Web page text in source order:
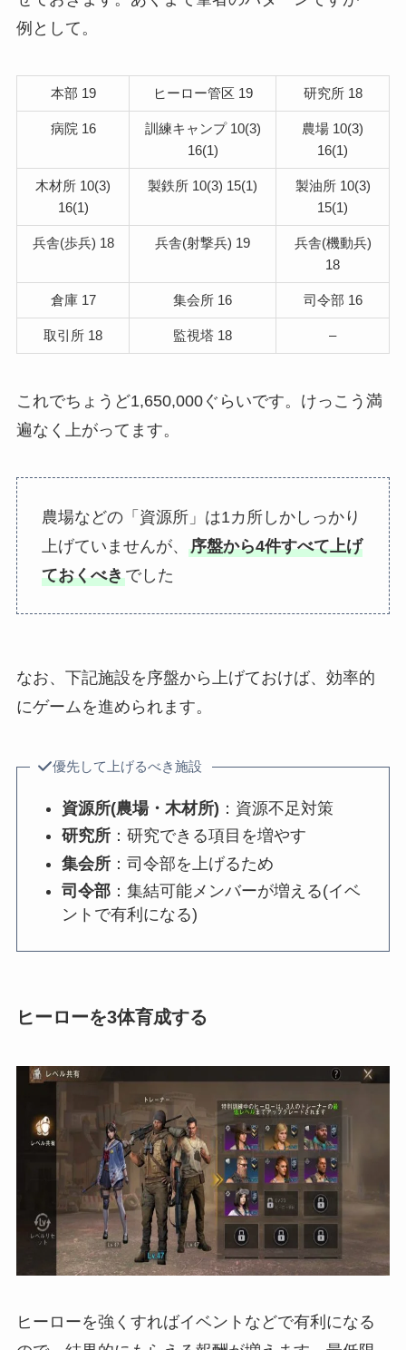
例として。
本部 19 ヒーロー管区 19 研究所 18
病院 16
訓練キャンプ 10(3)
16(1)
農場 10(3)
16(1)
木材所 10(3)
16(1)
製鉄所 10(3) 15(1)
製油所 10(3)
15(1)
兵舎(歩兵) 18 兵舎(射撃兵) 19
兵舎(機動兵)
18
倉庫 17 集会所 16 司令部 16
取引所 18 監視塔 18 –
これでちょうど1,650,000ぐらいです。けっこう満
遍なく上がってます。
農場などの「資源所」は1カ所しかしっかり
上げていませんが、 序盤から4件すべて上げ
ておくべきでした
なお、下記施設を序盤から上げておけば、効率的
にゲームを進められます。
優先して上げるべき施設
資源所(農場・木材所) ：資源不足対策
研究所 ：研究できる項目を増やす
集会所 ：司令部を上げるため
司令部 ：集結可能メンバーが増える(イベ
ントで有利になる)
ヒーローを3体育成する
ヒーローを強くすればイベントなどで有利になる